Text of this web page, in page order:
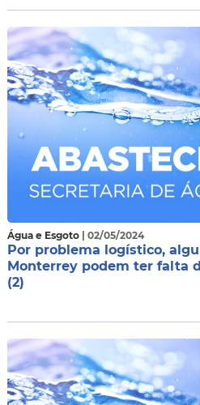
Água e Esgoto | 02/05/2024
Por problema logístico,
Monterrey podem ter falta
(2)